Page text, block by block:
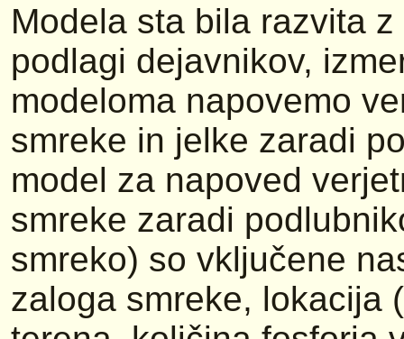
Modela sta bila razvita
podlagi dejavnikov,
modeloma napovemo
smreke in jelke zaradi
model za napoved
smreke zaradi
smreko) so vključene
zaloga smreke, lokacija